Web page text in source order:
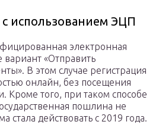
использованием ЭЦП
электронная
вариант «Отправить
В этом случае регистрация
онлайн, без посещения
Кроме того, при таком способе
пошлина не
стала действовать с 2019 года.